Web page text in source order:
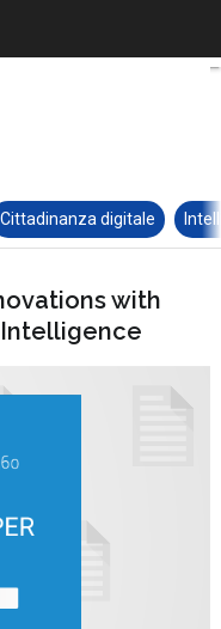
Cittadinanza digitale
with